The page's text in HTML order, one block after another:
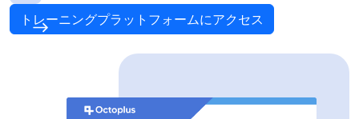
トレーニングプラットフォームにアクセス